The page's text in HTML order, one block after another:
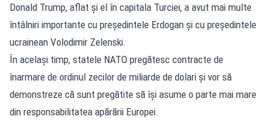
Donald Trump, aflat și el în capitala Turciei, a avut mai multe
întâlniri importante cu președintele Erdogan și cu președintele
ucrainean Volodimir Zelenski.
În același timp, statele NATO pregătesc contracte de
înarmare de ordinul zecilor de miliarde de dolari și vor să
demonstreze că sunt pregătite să își asume o parte mai mare
din responsabilitatea apărării Europei.